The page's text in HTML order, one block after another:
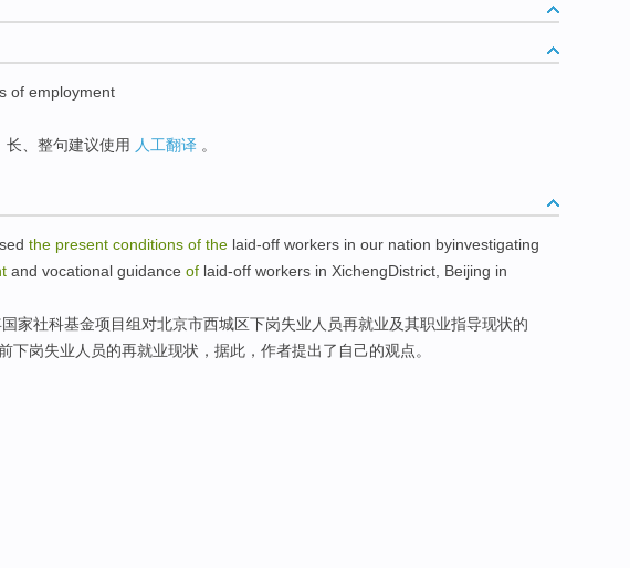
of employment
长、整句建议使用 人工翻译 。
the present conditions of the laid-off workers in our nation byinvestigating
and vocational guidance of laid-off workers in XichengDistrict, Beijing in
国家社科基金项目组对北京市西城区下岗失业 人员再就业及其职业指导现状的
下岗失业人员的再就业现状，据此，作者提出了自己的观点。